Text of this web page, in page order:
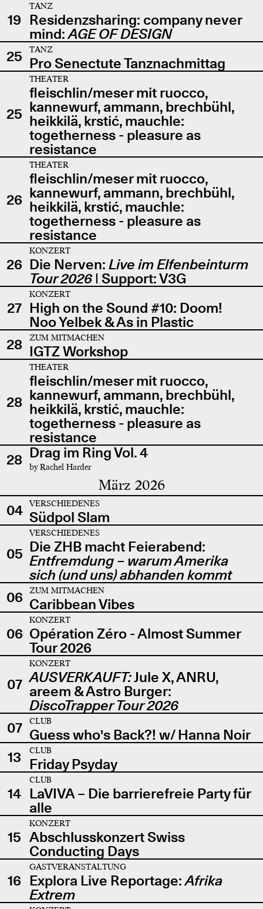
19
TANZ
Residenzsharing: company never
mind:AGE OF DESIGN
25
TANZ
Pro Senectute Tanznachmittag
25
THEATER
fleischlin/meser mit ruocco,
kannewurf, ammann, brechbühl,
heikkilä, krstić, mauchle:
togetherness - pleasure as
resistance
26
THEATER
fleischlin/meser mit ruocco,
kannewurf, ammann, brechbühl,
heikkilä, krstić, mauchle:
togetherness - pleasure as
resistance
26
KONZERT
Die Nerven: Live im Elfenbeinturm
Tour 2026| Support: V3G
27
KONZERT
High on the Sound #10: Doom!
Noo Yelbek & As in Plastic
28
ZUM MITMACHEN
IGTZ Workshop
28
THEATER
fleischlin/meser mit ruocco,
kannewurf, ammann, brechbühl,
heikkilä, krstić, mauchle:
togetherness - pleasure as
resistance
28 Drag im Ring Vol. 4
by Rachel Harder
März 2026
04 VERSCHIEDENES
Südpol Slam
05
VERSCHIEDENES
Die ZHB macht Feierabend:
Entfremdung – warum Amerika
sich (und uns) abhanden kommt
06
ZUM MITMACHEN
Caribbean Vibes
06
KONZERT
Opération Zéro - Almost Summer
Tour 2026
07
KONZERT
AUSVERKAUFT:Jule X, ANRU,
areem & Astro Burger:
DiscoTrapper Tour 2026
07
CLUB
Guess who's Back?! w/ Hanna Noir
13
CLUB
Friday Psyday
14
CLUB
LaVIVA – Die barrierefreie Party für
alle
15
KONZERT
Abschlusskonzert Swiss
Conducting Days
16
GASTVERANSTALTUNG
Explora Live Reportage:Afrika
Extrem